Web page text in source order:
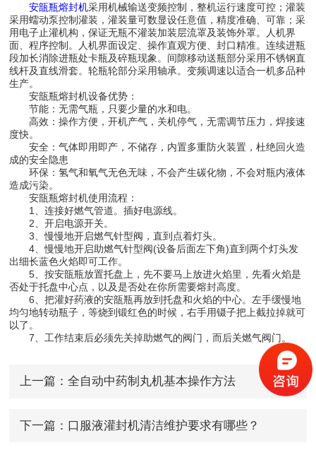
安瓿瓶熔封机采用机械输送变频控制，整机运行速度可控；灌装
采用蠕动泵控制灌装，灌装量可数显设任意值，精度准确、可靠；采
用电子止灌机构，保证无瓶不灌装加装层流罩及装饰外罩。人机界
面、程序控制。人机界面设定、操作直观方便、封口精准。连续进瓶
段加长消除进瓶处卡瓶及碎瓶现象。间隙移动送瓶部分采用不锈钢直
线杆及直线滑套。轮瓶轮部分采用轴承。变频调速以适合一机多品种
生产。
安瓿瓶熔封机设备优势：
节能：无需气瓶，只要少量的水和电。
高效：操作方便，开机产气，关机停气，无需调节压力，焊接速
度快。
安全：气体即用即产，不储存，内置多重防火装置，杜绝回火造
成的安全隐患
环保：氢气和氧气无色无味，不会产生碳化物，不会对瓶内液体
造成污染。
安瓿瓶熔封机使用流程：
1、连接好燃气管道。插好电源线。
2、开启电源开关。
3、慢慢地开启燃气针型阀，直到点着灯头。
4、慢慢地开启助燃气针型阀(设备后面左下角)直到两个灯头发
出细长蓝色火焰即可工作。
5、按安瓿瓶放置托盘上，先不要马上放进火焰里，先看火焰是
否处于托盘中心点，以及是否处在你所需要熔封高度。
6、把灌好药液的安瓿瓶再放到托盘和火焰的中心。左手缓慢地
均匀地转动瓶子，等烧到锻红色的时候，右手用镊子把上截拉掉就可
以了。
7、工作结束后必须先关掉助燃气的阀门，而后关燃气阀门。
上一篇： 全自动中药制丸机基本操作方法
下一篇： 口服液灌封机清洁维护要求有哪些？